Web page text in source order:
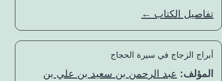
تفاصيل الكتاب ←
أبراج الزجاج في سيرة الحجاج
المؤلف: عبد الرحمن بن سعيد بن علي بن